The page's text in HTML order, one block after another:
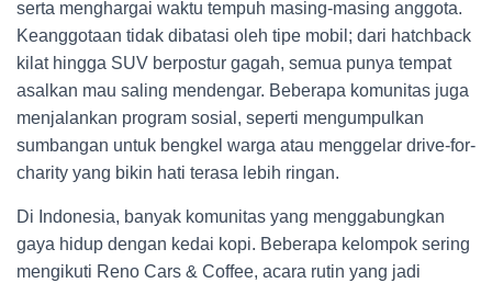
serta menghargai waktu tempuh masing-masing anggota.
Keanggotaan tidak dibatasi oleh tipe mobil; dari hatchback
kilat hingga SUV berpostur gagah, semua punya tempat
asalkan mau saling mendengar. Beberapa komunitas juga
menjalankan program sosial, seperti mengumpulkan
sumbangan untuk bengkel warga atau menggelar drive-for-
charity yang bikin hati terasa lebih ringan.
Di Indonesia, banyak komunitas yang menggabungkan
gaya hidup dengan kedai kopi. Beberapa kelompok sering
mengikuti Reno Cars & Coffee, acara rutin yang jadi